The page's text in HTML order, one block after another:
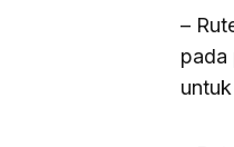
–
pada